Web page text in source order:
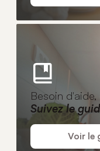
Besoin
Suivez le
Voir le